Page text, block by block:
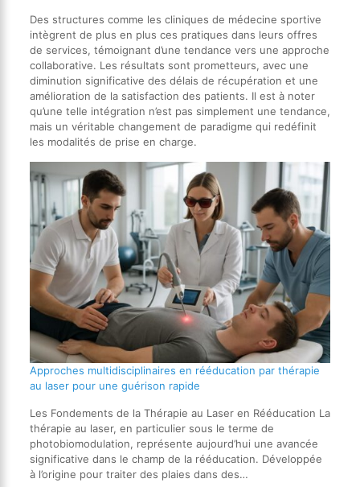
Des structures comme les cliniques de médecine sportive
intègrent de plus en plus ces pratiques dans leurs offres
de services, témoignant d’une tendance vers une approche
collaborative. Les résultats sont prometteurs, avec une
diminution significative des délais de récupération et une
amélioration de la satisfaction des patients. Il est à noter
qu’une telle intégration n’est pas simplement une tendance,
mais un véritable changement de paradigme qui redéfinit
les modalités de prise en charge.
Approches multidisciplinaires en rééducation par thérapie
au laser pour une guérison rapide
Les Fondements de la Thérapie au Laser en Rééducation La
thérapie au laser, en particulier sous le terme de
photobiomodulation, représente aujourd’hui une avancée
significative dans le champ de la rééducation. Développée
à l’origine pour traiter des plaies dans des…